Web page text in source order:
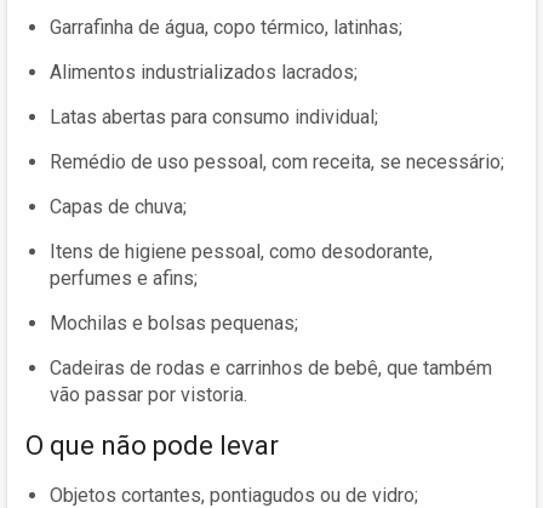
Garrafinha de água, copo térmico, latinhas;
Alimentos industrializados lacrados;
Latas abertas para consumo individual;
Remédio de uso pessoal, com receita, se necessário;
Capas de chuva;
Itens de higiene pessoal, como desodorante,
perfumes e afins;
Mochilas e bolsas pequenas;
Cadeiras de rodas e carrinhos de bebê, que também
vão passar por vistoria.
O que não pode levar
Objetos cortantes, pontiagudos ou de vidro;